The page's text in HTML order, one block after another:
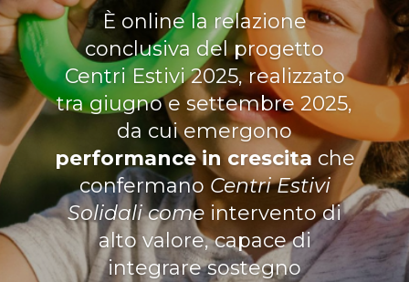
È online la relazione
conclusiva del progetto
Centri Estivi 2025, realizzato
tra giugno e settembre 2025,
da cui emergono
performance in crescitache
confermano Centri Estivi
Solidali come intervento di
alto valore, capace di
integrare sostegno